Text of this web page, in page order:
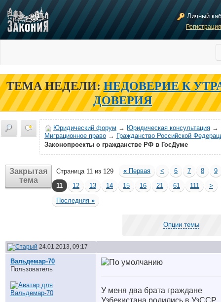
Личный
ТЕМА НЕДЕЛИ: НЕДОВЕРИЕ К
ДОВЕРИЯ
Юридический форум → Юридическая консультация →
Миграционное право → Гражданство Российской
Законопроекты о гражданстве РФ в ГосДуме
Закрытая
тема
Страница 11 из 129 « Первая < 6 7 8
9
11
12 13 14 15 16 21 61 111
>
Последняя »
Опции темы
24.01.2013, 09:17
Вальдемар-70
Пользователь
У меня два брата граждане
Узбекистана родились в УзССР